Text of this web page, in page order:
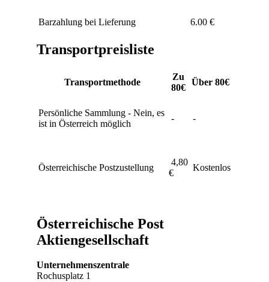
Barzahlung bei Lieferung 6.00 €
Transportpreisliste
Transportmethode
Zu
80€
Über 80€
Persönliche Sammlung - Nein, es
ist in Österreich möglich
- -
Österreichische Postzustellung
4,80
€
Kostenlos
Österreichische Post
Aktiengesellschaft
Unternehmenszentrale
Rochusplatz 1